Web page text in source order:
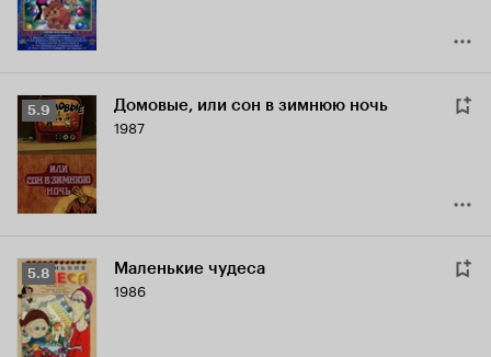
Рейтинг
Кинопоиска
5.9
5.9 Домовые, или сон в зимнюю ночь
1987
Рейтинг
Кинопоиска
5.8
5.8 Маленькие чудеса
1986